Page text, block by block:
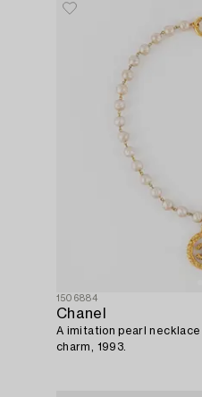
1506884
Chanel
A imitation pearl
charm, 1993.